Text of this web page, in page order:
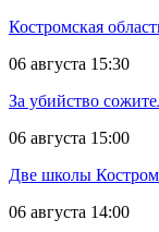
Костромская
06 августа 15:30
За убийство
06 августа 15:00
Две школы
06 августа 14:00